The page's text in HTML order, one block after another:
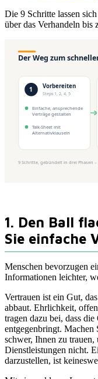
Die 9 Schritte lassen
über das Verhandeln bis
1. Den Ball
Sie einfache
Menschen bevorzugen
Informationen leichter,
Vertrauen ist ein Gut,
abbaut. Ehrlichkeit,
tragen dazu bei, dass
entgegenbringt. Machen
schwer, Ihnen zu
Dienstleistungen nicht.
darzustellen, ist